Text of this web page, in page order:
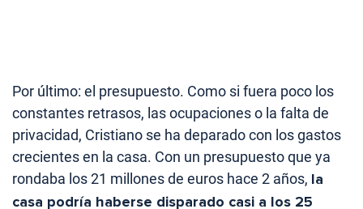
Por último: el presupuesto. Como si fuera poco los
constantes retrasos, las ocupaciones o la falta de
privacidad, Cristiano se ha deparado con los gastos
crecientes en la casa. Con un presupuesto que ya
rondaba los 21 millones de euros hace 2 años, la
casa podría haberse disparado casi a los 25